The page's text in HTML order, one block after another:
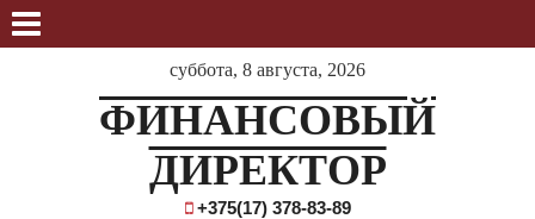
суббота, 8 августа, 2026
ФИНАНСОВЫЙ
ДИРЕКТОР
+375(17) 378-83-89